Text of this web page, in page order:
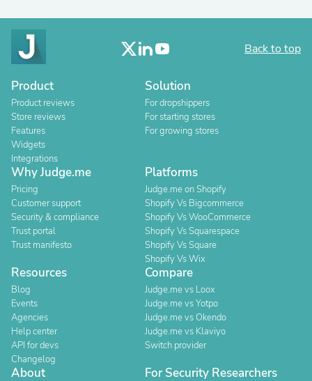
Back to top
Product
Product reviews
Store reviews
Features
Widgets
Integrations
Solution
For dropshippers
For starting stores
For growing stores
Why Judge.me
Pricing
Customer support
Security & compliance
Trust portal
Trust manifesto
Platforms
Judge.me on Shopify
Shopify Vs Bigcommerce
Shopify Vs WooCommerce
Shopify Vs Squarespace
Shopify Vs Square
Shopify Vs Wix
Resources
Blog
Events
Agencies
Help center
API for devs
Changelog
Compare
Judge.me vs Loox
Judge.me vs Yotpo
Judge.me vs Okendo
Judge.me vs Klaviyo
Switch provider
About For Security Researchers